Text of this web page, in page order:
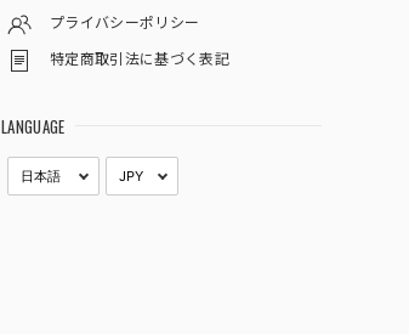
プライバシーポリシー
特定商取引法に基づく表記
LANGUAGE